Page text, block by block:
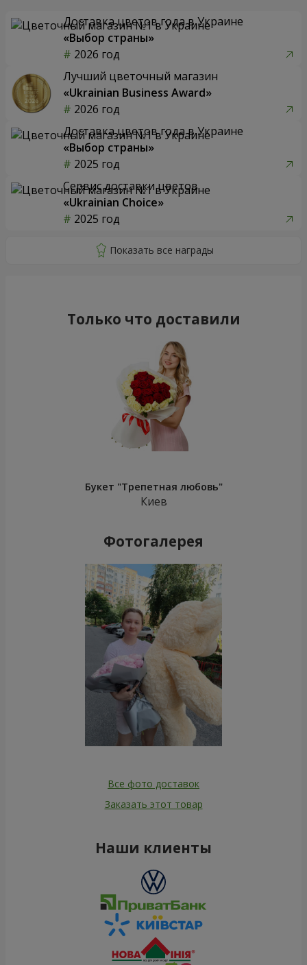
Доставка цветов года в Украине
«Выбор страны»
2026 год
Лучший цветочный магазин
«Ukrainian Business Award»
2026 год
Доставка цветов года в Украине
«Выбор страны»
2025 год
Сервис доставки цветов
«Ukrainian Choice»
2025 год
Только что доставили
Букет "Трепетная любовь"
Киев
Фотогалерея
Все фото доставок
Заказать этот товар
Наши клиенты